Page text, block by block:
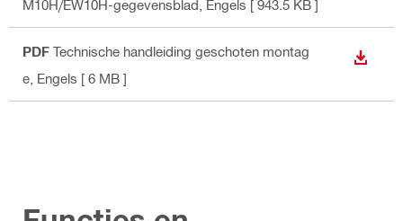
M10H/EW10H-gegevensblad , Engels [ 943.5 KB ]
PDF Technische handleiding geschoten montag
e , Engels [ 6 MB ]